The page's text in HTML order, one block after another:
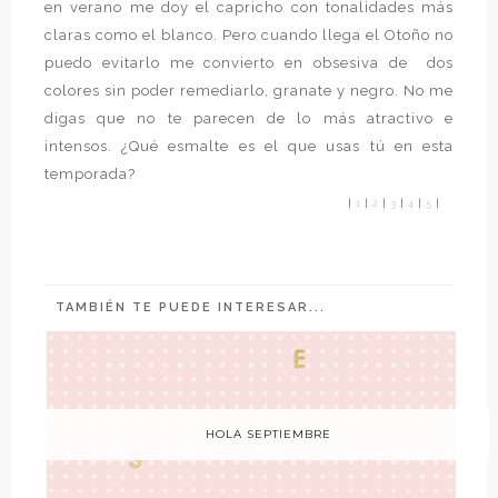
en verano me doy el capricho con tonalidades más
claras como el blanco. Pero cuando llega el Otoño no
puedo evitarlo me convierto en obsesiva de dos
colores sin poder remediarlo, granate y negro. No me
digas que no te parecen de lo más atractivo e
intensos. ¿Qué esmalte es el que usas tú en esta
temporada?
1 2 3 4 5
TAMBIÉN TE PUEDE INTERESAR...
HOLA SEPTIEMBRE